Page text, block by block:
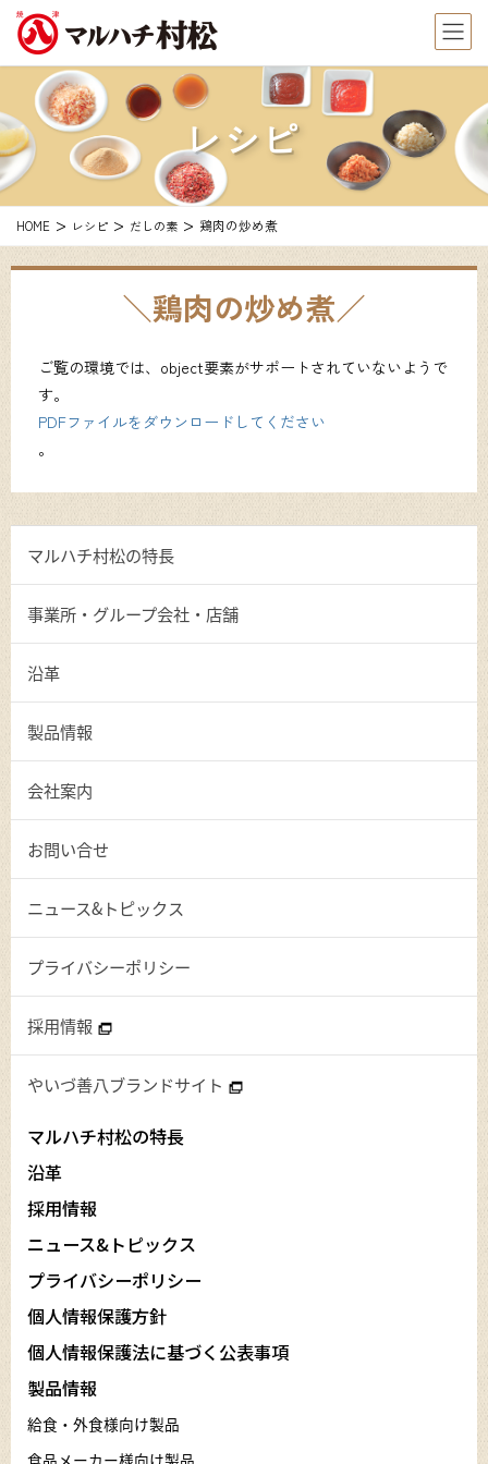
レシピ
HOME レシピ だしの素 鶏肉の炒め煮
鶏肉の炒め煮
ご覧の環境では、object要素がサポートされていないようで
す。
PDFファイルをダウンロードしてください
。
マルハチ村松の特長
事業所・グループ会社・店舗
沿革
製品情報
会社案内
お問い合せ
ニュース&トピックス
プライバシーポリシー
採用情報
やいづ善八ブランドサイト
マルハチ村松の特長
沿革
採用情報
ニュース&トピックス
プライバシーポリシー
個人情報保護方針
個人情報保護法に基づく公表事項
製品情報
給食・外食様向け製品